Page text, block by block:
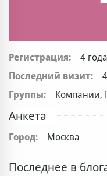
Регистрация:
4
Последний визит:
Группы:
Компании,
Анкета
Город: Москва
Последнее в